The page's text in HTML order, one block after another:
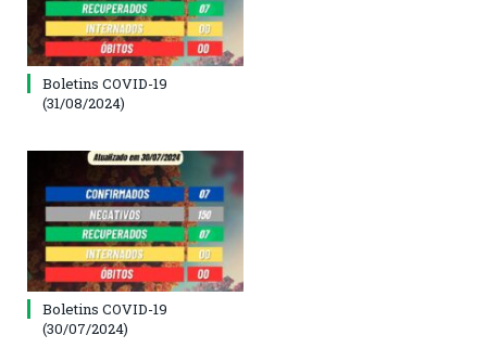
Boletins COVID-19
(31/08/2024)
Boletins COVID-19
(30/07/2024)